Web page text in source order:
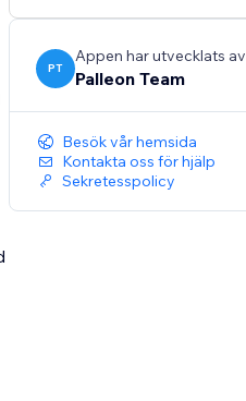
PT
Appen har utvecklats av
Palleon Team
Besök vår hemsida
Kontakta oss för hjälp
Sekretesspolicy